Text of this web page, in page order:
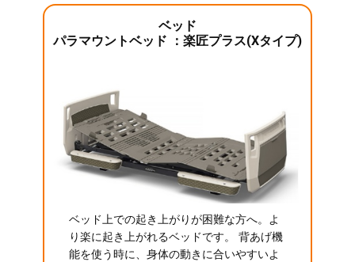
ベッド
パラマウントベッド ：楽匠プラス(Xタイプ)
ベッド上での起き上がりが困難な方へ。よ
り楽に起き上がれるベッドです。 背あげ機
能を使う時に、身体の動きに合いやすいよ